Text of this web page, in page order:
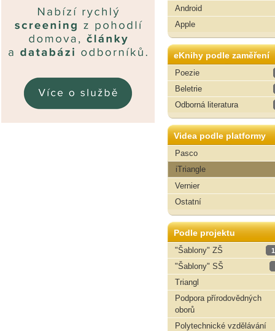
Android
Apple
eKnihy podle zaměření
Poezie
Beletrie
Odborná literatura
Videa podle platformy
Pasco
iTriangle
Vernier
Ostatní
Podle projektu
"Šablony" ZŠ
"Šablony" SŠ
Triangl
Podpora přírodovědných
oborů
Polytechnické vzdělávání